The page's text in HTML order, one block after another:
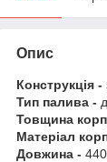
Опис
Конструкція -
Тип палива -
Товщина
Матеріал
Довжина -